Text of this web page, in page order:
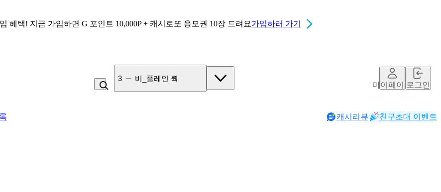
혜택! 지금 가입하면 G 포인트 10,000P + 캐시로또 응모권 10장 드려요가입하러 가기
3 비_플레인 쿽
마이페이지로그인
캐시리뷰 친구초대 이벤트